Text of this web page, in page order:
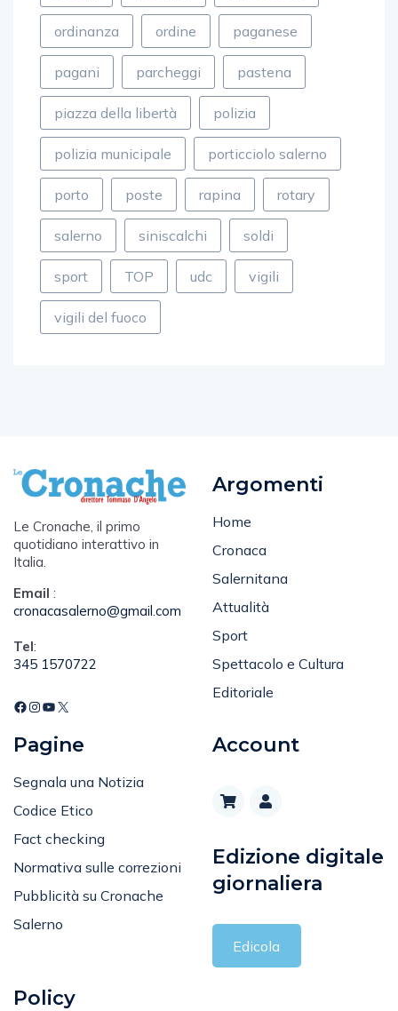
ordinanza ordine paganese
pagani parcheggi pastena
piazza della libertà polizia
polizia municipale porticciolo salerno
porto poste rapina rotary
salerno siniscalchi soldi
sport TOP udc vigili
vigili del fuoco
Le Cronache, il primo
quotidiano interattivo in
Italia.
Email :
cronacasalerno@gmail.com
Tel:
345 1570722
Argomenti
Home
Cronaca
Salernitana
Attualità
Sport
Spettacolo e Cultura
Editoriale
Pagine
Segnala una Notizia
Codice Etico
Fact checking
Normativa sulle correzioni
Pubblicità su Cronache
Salerno
Account
Edizione digitale
giornaliera
Edicola
Policy